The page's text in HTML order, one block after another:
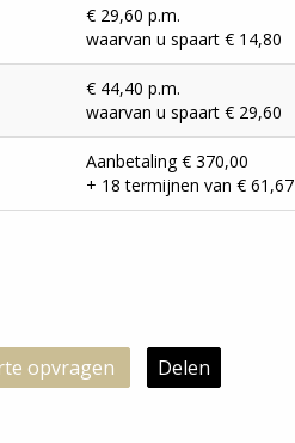
€ 29,60 p.m.
waarvan u spaart € 14,80
€ 44,40 p.m.
waarvan u spaart € 29,60
Aanbetaling € 370,00
+ 18 termijnen van € 61,67
opvragen Delen